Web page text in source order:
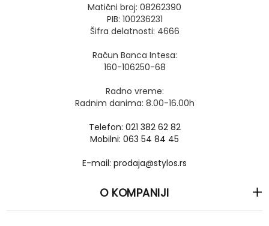
Matični broj: 08262390
PIB: 100236231
Šifra delatnosti: 4666
Račun Banca Intesa:
160-106250-68
Radno vreme:
Radnim danima: 8.00-16.00h
Telefon: 021 382 62 82
Mobilni: 063 54 84 45
E-mail: prodaja@stylos.rs
O KOMPANIJI